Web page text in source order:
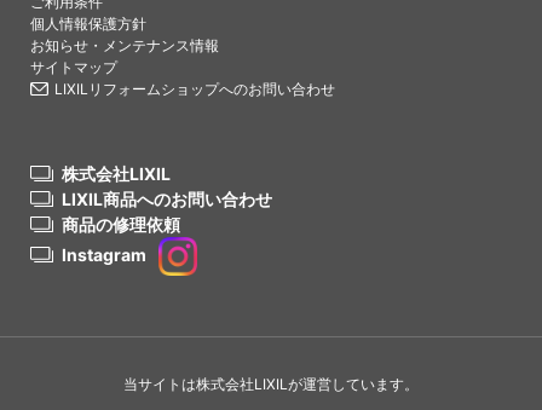
個人情報保護方針
お知らせ・メンテナンス情報
サイトマップ
LIXILリフォームショップへのお問い合わせ
株式会社LIXIL
LIXIL商品へのお問い合わせ
商品の修理依頼
Instagram
当サイトは株式会社LIXILが運営しています。